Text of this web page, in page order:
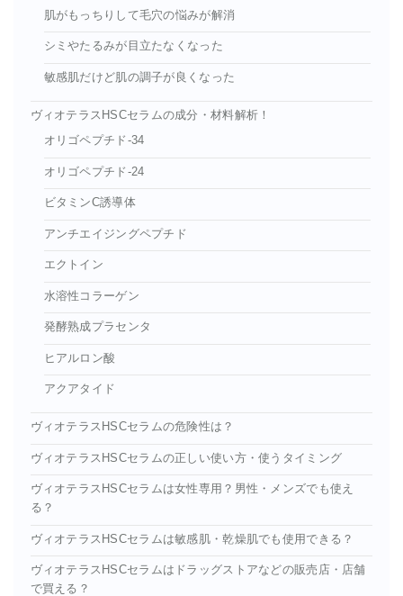
肌がもっちりして毛穴の悩みが解消
シミやたるみが目立たなくなった
敏感肌だけど肌の調子が良くなった
ヴィオテラスHSCセラムの成分・材料解析！
オリゴペプチド-34
オリゴペプチド-24
ビタミンC誘導体
アンチエイジングペプチド
エクトイン
水溶性コラーゲン
発酵熟成プラセンタ
ヒアルロン酸
アクアタイド
ヴィオテラスHSCセラムの危険性は？
ヴィオテラスHSCセラムの正しい使い方・使うタイミング
ヴィオテラスHSCセラムは女性専用？男性・メンズでも使え
る？
ヴィオテラスHSCセラムは敏感肌・乾燥肌でも使用できる？
ヴィオテラスHSCセラムはドラッグストアなどの販売店・店舗
で買える？